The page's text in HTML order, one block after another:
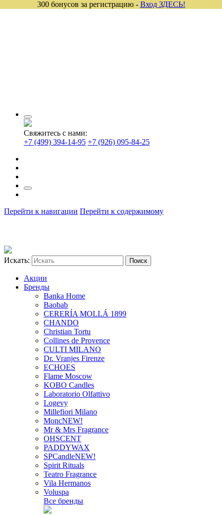
Свяжитесь с нами:
+7 (499) 394-14-95 +7 (926) 095-84-25
Перейти к навигации Перейти к содержимому
Искать:
Акции
Бренды
Banka Home
Baobab
CERERÍA MOLLÁ 1899
CHANDO
Christian Tortu
Collines de Provence
CULTI MILANO
Dr. Vranjes Firenze
ECHOES
Flame Moscow
KOBO Candles
Laboratorio Olfattivo
Logevy
Millefiori Milano
MoncNEW!
Mr & Mrs Fragrance
OHSCENT
PADDYWAX
SPCandleNEW!
Spirit Rituals
Teatro Fragrance
Vila Hermanos
Voluspa
Все бренды
300 бонусов за регистрацию - Вход ЗДЕСЬ!